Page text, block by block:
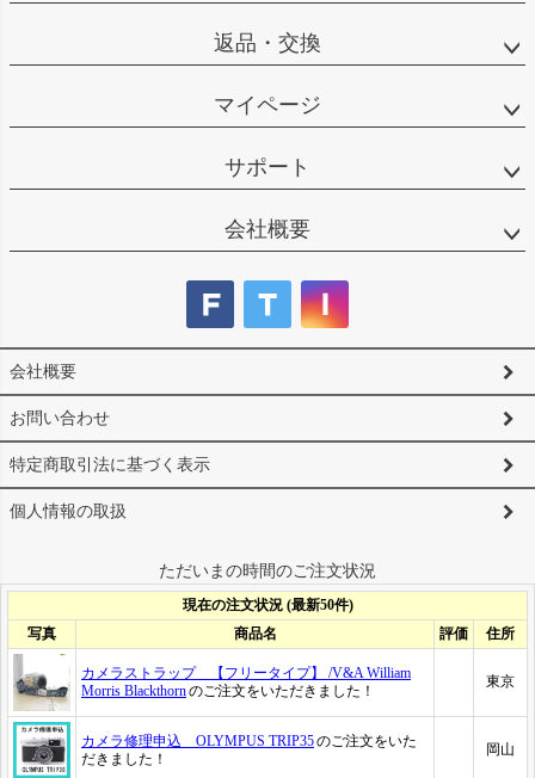
返品・交換
マイページ
サポート
会社概要
会社概要
お問い合わせ
特定商取引法に基づく表示
個人情報の取扱
ただいまの時間のご注文状況